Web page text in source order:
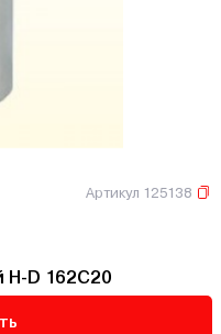
Артикул 125138
H-D 162C20